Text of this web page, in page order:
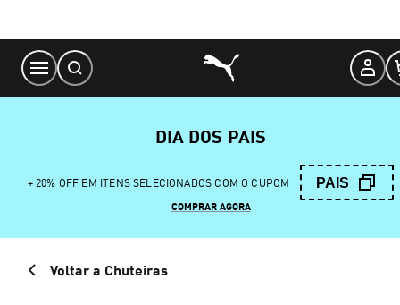
Content
DIA DOS PAIS
+ 20% OFF EM ITENS SELECIONADOS COM O CUPOM PAIS
COMPRAR AGORA
Voltar a Chuteiras